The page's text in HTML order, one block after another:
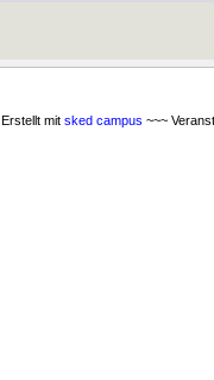
Erstellt mit sked campus ~~~